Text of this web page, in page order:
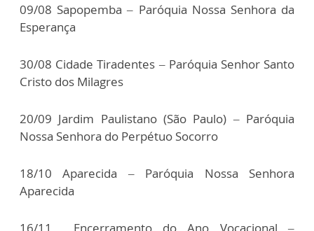
09/08 Sapopemba – Paróquia Nossa Senhora da
Esperança
30/08 Cidade Tiradentes – Paróquia Senhor Santo
Cristo dos Milagres
20/09 Jardim Paulistano (São Paulo) – Paróquia
Nossa Senhora do Perpétuo Socorro
18/10 Aparecida – Paróquia Nossa Senhora
Aparecida
16/11 Encerramento do Ano Vocacional –